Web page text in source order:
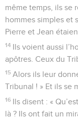
même temps, ils se
hommes simples et
Pierre et Jean
14 Ils voient aussi
apôtres. Ceux du
15 Alors ils leur
Tribunal ! » Et ils se
16 Ils disent : «
là ? Ils ont fait un